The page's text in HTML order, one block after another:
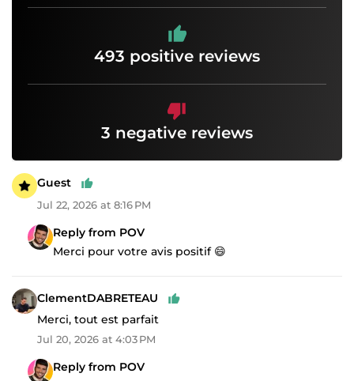
493 positive reviews
3 negative reviews
Guest
Jul 22, 2026 at 8:16 PM
Reply from POV
Merci pour votre avis positif 😄
ClementDABRETEAU
Merci, tout est parfait
Jul 20, 2026 at 4:03 PM
Reply from POV